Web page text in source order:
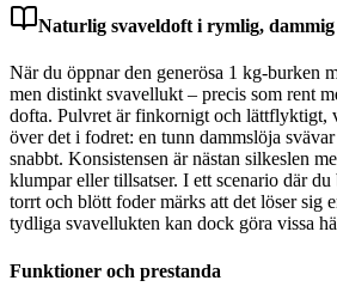
Naturlig svaveldoft i rymlig,
När du öppnar den generösa 1 kg-burken
men distinkt svavellukt – precis som rent
dofta. Pulvret är finkornigt och lättflyktigt,
över det i fodret: en tunn dammslöja
snabbt. Konsistensen är nästan silkeslen
klumpar eller tillsatser. I ett scenario där
torrt och blött foder märks att det löser sig
tydliga svavellukten kan dock göra vissa
Funktioner och prestanda